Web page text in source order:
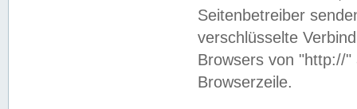
Seitenbetreiber
verschlüsselte
Browsers von "http://
Browserzeile.